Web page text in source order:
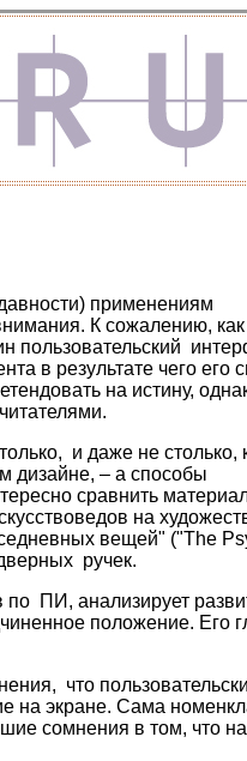
применениям
К сожалению, как
пользовательский
в результате чего его
на истину,
и даже не столько,
дизайне, – а способы
сравнить
на
вещей" ("The
ручек.
по ПИ, анализирует
положение. Его
что
на экране. Сама
сомнения в том, что